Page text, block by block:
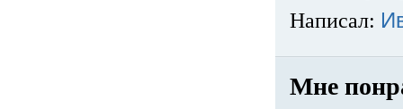
Написал:
Мне